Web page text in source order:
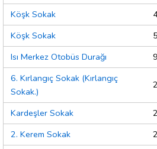
Köşk Sokak
Köşk Sokak
Isı Merkez Otobüs Durağı
6. Kırlangıç Sokak (Kırlangıç
Sokak.)
Kardeşler Sokak
2. Kerem Sokak